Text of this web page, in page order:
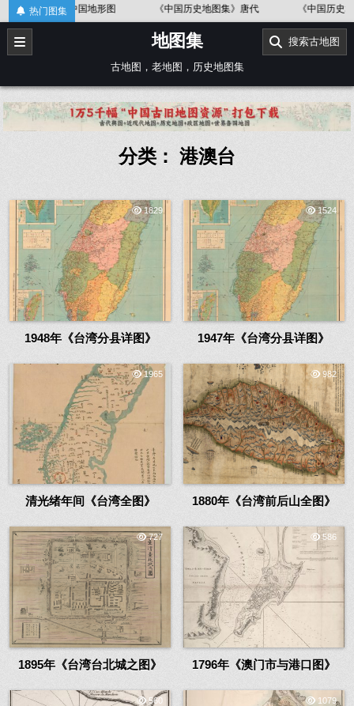
Skip
to
content
热门图集
中国地形图 《中国历史地图集》唐代 《中国历史地图集
地图集
古地图，老地图，历史地图集
搜索古地图
分类：港澳台
1829
1948年《台湾分县详图》
1524
1947年《台湾分县详图》
1965
清光绪年间《台湾全图》
982
1880年《台湾前后山全图》
727
1895年《台湾台北城之图》
586
1796年《澳门市与港口图》
560 1079